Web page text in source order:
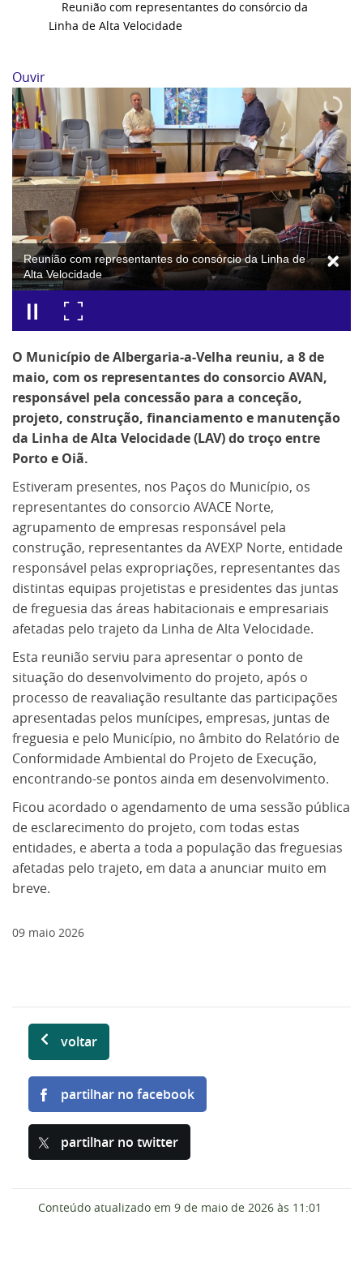
Reunião com representantes do consórcio da
Linha de Alta Velocidade
Ouvir
Reunião com representantes do consórcio da Linha de
Alta Velocidade
O Município de Albergaria-a-Velha reuniu, a 8 de
maio, com os representantes do consorcio AVAN,
responsável pela concessão para a conceção,
projeto, construção, financiamento e manutenção
da Linha de Alta Velocidade (LAV) do troço entre
Porto e Oiã.
Estiveram presentes, nos Paços do Município, os
representantes do consorcio AVACE Norte,
agrupamento de empresas responsável pela
construção, representantes da AVEXP Norte, entidade
responsável pelas expropriações, representantes das
distintas equipas projetistas e presidentes das juntas
de freguesia das áreas habitacionais e empresariais
afetadas pelo trajeto da Linha de Alta Velocidade.
Esta reunião serviu para apresentar o ponto de
situação do desenvolvimento do projeto, após o
processo de reavaliação resultante das participações
apresentadas pelos munícipes, empresas, juntas de
freguesia e pelo Município, no âmbito do Relatório de
Conformidade Ambiental do Projeto de Execução,
encontrando-se pontos ainda em desenvolvimento.
Ficou acordado o agendamento de uma sessão pública
de esclarecimento do projeto, com todas estas
entidades, e aberta a toda a população das freguesias
afetadas pelo trajeto, em data a anunciar muito em
breve.
09 maio 2026
voltar
partilhar no facebook
partilhar no twitter
Conteúdo atualizado em 9 de maio de 2026 às 11:01